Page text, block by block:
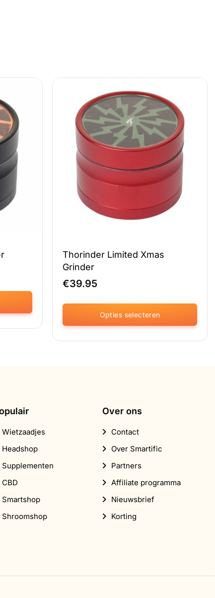
Thorinder Limited Xmas
Grinder
€39.95
Opties selecteren
Dit
product
Wietzaadjes
Headshop
Supplementen
CBD
Smartshop
Shroomshop
Over ons
Contact
Over Smartific
Partners
Affiliate programma
Nieuwsbrief
Korting